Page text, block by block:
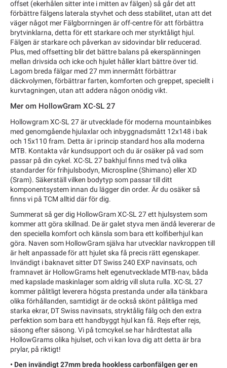
offset (ekerhålen sitter inte i mitten av fälgen) så går det att
förbättre fälgens laterala styvhet och dess stabilitet, utan att det
väger något mer Fälgborrningen är off-centre för att förbättra
brytvinklarna, detta för ett starkare och mer styrktåligt hjul.
Fälgen är starkare och påverkan av sidovindar blir reducerad.
Plus, med offsetting blir det bättre balans på ekerspänningen
mellan drivsida och icke och hjulet håller klart bättre över tid.
Lagom breda fälgar med 27 mm innermått förbättrar
däckvolymen, förbättrar farten, komforten och greppet, speciellt i
kurvtagningen, utan att addera någon onödig vikt.
Mer om HollowGram XC-SL 27
Hollowgram XC-SL 27 är utvecklade för moderna mountainbikes
med genomgående hjulaxlar och inbyggnadsmått 12x148 i bak
och 15x110 fram. Detta är i princip standard hos alla moderna
MTB. Kontakta vår kundsupport och du är osäker på vad som
passar på din cykel. XC-SL 27 bakhjul finns med två olika
standarder för frihjulsbodyn, Microspline (Shimano) eller XD
(Sram). Säkerställ vilken bodytyp som passar till ditt
komponentsystem innan du lägger din order. Är du osäker så
finns vi på TCM alltid där för dig.
Summerat så ger dig HollowGram XC-SL 27 ett hjulsystem som
kommer att göra skillnad. De är galet styva men ändå levererar de
den speciella komfort och känsla som bara ett kolfiberhjul kan
göra. Naven som HollowGram själva har utvecklar navkroppen till
är helt anpassade för att hjulet ska få precis rätt egenskaper.
Invändigt i baknavet sitter DT Swiss 240 EXP navinsats, och
framnavet är HollowGrams helt egenutvecklade MTB-nav, båda
med kapslade maskinlager som aldrig vill sluta rulla. XC-SL 27
kommer pålitligt leverera högsta prestanda under alla tänkbara
olika förhållanden, samtidigt är de också skönt pålitliga med
starka ekrar, DT Swiss navinsats, stryktålig fälg och den extra
perfektion som bara ett handbyggt hjul kan få. Rejs efter rejs,
säsong efter säsong. Vi på tcmcykel.se har hårdtestat alla
HollowGrams olika hjulset, och vi kan lova dig att detta är bra
prylar, på riktigt!
• Den invändigt 27mm breda hookless carbonfälgen ger en